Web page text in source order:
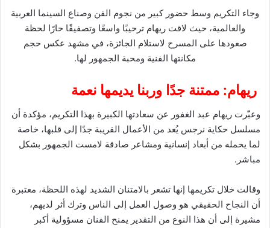
وجاء التكريم وسط حضور كبير من نجوم الفن وصناع السينما العربية
والعالمية، حيث لاقت ريهام ترحيبًا واسعًا وتصفيقًا حارًا لحظة
صعودها على المسرح لاستلام الجائزة، في مشهد عكس حجم
مكانتها الفنية ومحبة الجمهور لها.
ريهام: ممتنة جدًا وربنا يديمها نعمة
وعبّرت ريهام عبد الغفور عن سعادتها الكبيرة بهذا التكريم، مؤكدة أن
مسلسل حكاية نرجس يُعد من الأعمال القريبة جدًا إلى قلبها، خاصة
لما يحمله من أبعاد إنسانية ومشاعر صادقة لامست الجمهور بشكل
مباشر.
وقالت خلال تكريمها إنها تشعر بالامتنان الشديد لهذه اللحظة، معتبرة
أن النجاح الحقيقي هو وصول العمل إلى الناس وترك أثر لديهم،
مشيرة إلى أن هذا النوع من التقدير يمنح الفنان مسؤولية أكبر